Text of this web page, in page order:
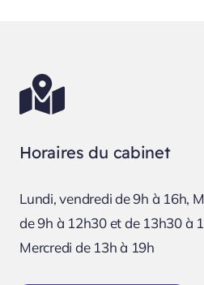
Horaires du cabinet
Lundi, vendredi de 9h à 16h,
de 9h à 12h30 et de 13h30 à
Mercredi de 13h à 19h